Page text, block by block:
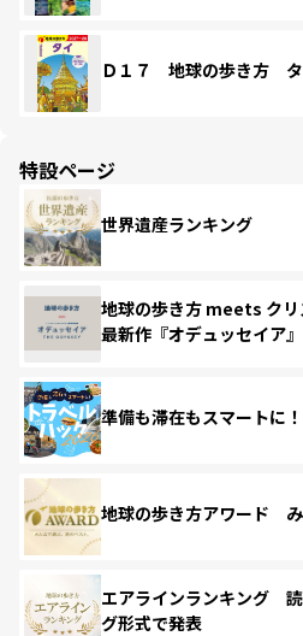
Ｄ１７ 地球の歩き方
特設ページ
世界遺産ランキング
地球の歩き方 meets ク
最新作『オデュッセイア』
準備も滞在もスマートに
地球の歩き方アワード み
エアラインランキング
グ形式で発表